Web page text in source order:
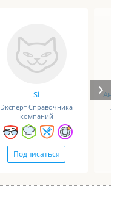
Si
Эксперт Справочника
компаний
Подписаться